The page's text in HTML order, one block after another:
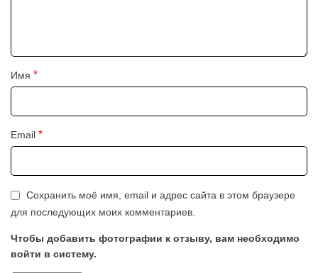
Имя *
Email *
Сохранить моё имя, email и адрес сайта в этом браузере
для последующих моих комментариев.
Чтобы добавить фотографии к отзыву, вам необходимо
войти в систему.